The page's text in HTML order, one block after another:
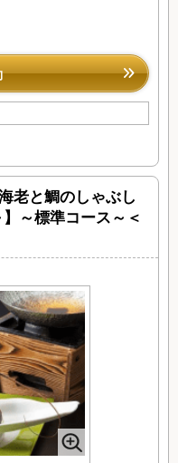
老と鯛のしゃぶし
～標準コース～＜